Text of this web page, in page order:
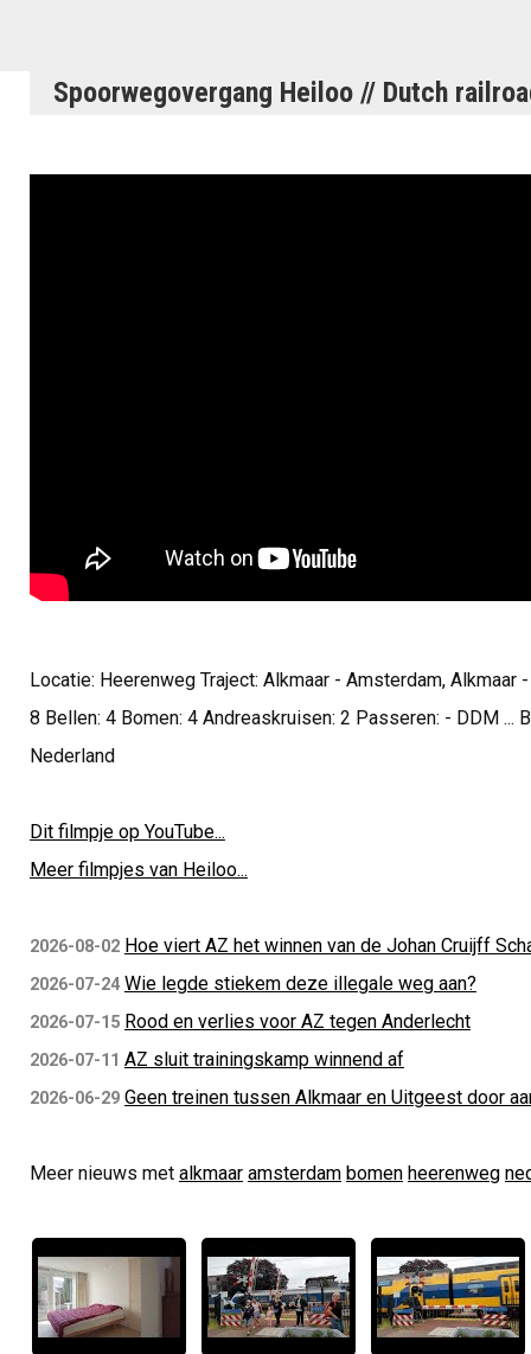
Spoorwegovergang Heiloo // Dutch
Locatie: Heerenweg Traject: Alkmaar - Amsterdam, Alkmaar
8 Bellen: 4 Bomen: 4 Andreaskruisen: 2 Passeren: - DDM ...
Nederland
Dit filmpje op YouTube...
Meer filmpjes van Heiloo...
2026-08-02 Hoe viert AZ het winnen van de Johan Cruijff
2026-07-24 Wie legde stiekem deze illegale weg aan?
2026-07-15 Rood en verlies voor AZ tegen Anderlecht
2026-07-11 AZ sluit trainingskamp winnend af
2026-06-29 Geen treinen tussen Alkmaar en Uitgeest door
Meer nieuws met alkmaar amsterdam bomen heerenweg